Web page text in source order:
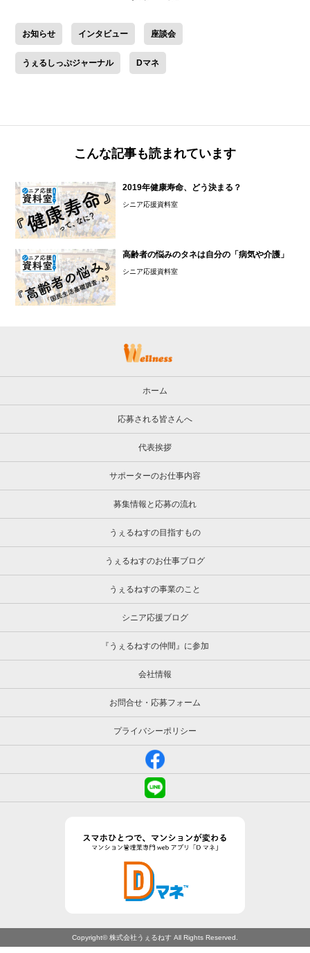
お知らせ インタビュー 座談会
うぇるしっぷジャーナル Dマネ
こんな記事も読まれています
2019年健康寿命、どう決まる？
シニア応援資料室
高齢者の悩みのタネは自分の「病気や介護」
シニア応援資料室
ホーム
応募される皆さんへ
代表挨拶
サポーターのお仕事内容
募集情報と応募の流れ
うぇるねすの目指すもの
うぇるねすのお仕事ブログ
うぇるねすの事業のこと
シニア応援ブログ
『うぇるねすの仲間』に参加
会社情報
お問合せ・応募フォーム
プライバシーポリシー
Copyright© 株式会社うぇるねす All Rights Reserved.